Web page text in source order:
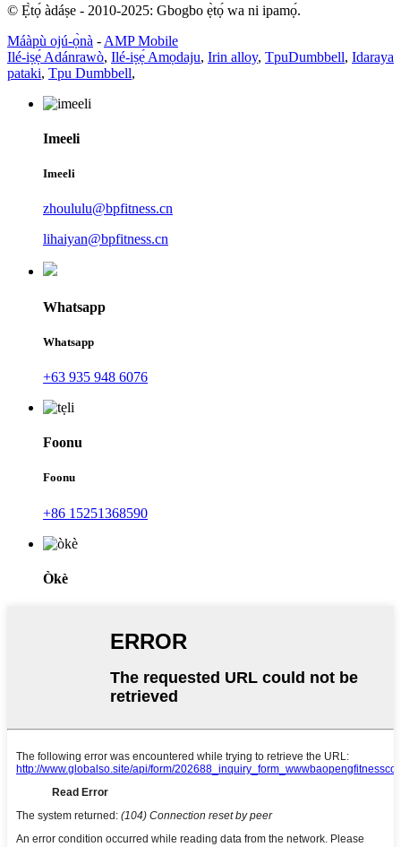
© Ẹ̀tọ́ àdáṣe - 2010-2025: Gbogbo ẹ̀tọ́ wa ni ipamọ́.
Máàpù ojú-ọ̀nà - AMP Mobile
Ilé-iṣẹ́ Adánrawò, Ilé-iṣẹ́ Amọdaju, Irin alloy, TpuDumbbell, Idaraya
pataki, Tpu Dumbbell,
Imeeli
Imeeli
zhoululu@bpfitness.cn
lihaiyan@bpfitness.cn
Whatsapp
Whatsapp
+63 935 948 6076
Foonu
Foonu
+86 15251368590
Òkè